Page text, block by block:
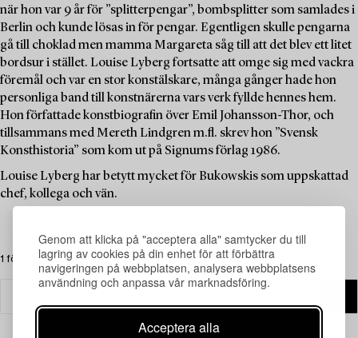
Genom att klicka på "acceptera alla" samtycker du till
lagring av cookies på din enhet för att förbättra
navigeringen på webbplatsen, analysera webbplatsens
användning och anpassa vår marknadsföring.
Acceptera alla
när hon var 9 år för ”splitterpengar”, bombsplitter som samlades i
Berlin och kunde lösas in för pengar. Egentligen skulle pengarna
gå till choklad men mamma Margareta såg till att det blev ett litet
bordsur i stället. Louise Lyberg fortsatte att omge sig med vackra
föremål och var en stor konstälskare, många gånger hade hon
personliga band till konstnärerna vars verk fyllde hennes hem.
Hon författade konstbiografin över Emil Johansson-Thor, och
tillsammans med Mereth Lindgren m.fl. skrev hon ”Svensk
Konsthistoria” som kom ut på Signums förlag 1986.
Louise Lyberg har betytt mycket för Bukowskis som uppskattad
chef, kollega och vän.
1 föremål